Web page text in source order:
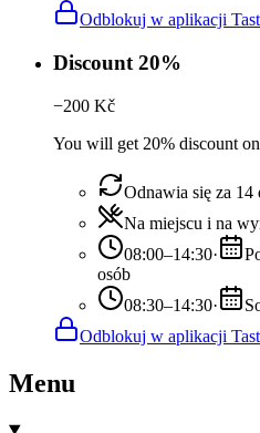
Odblokuj w aplikacji
Discount 20%
−200 Kč
You will get 20% discount
Odnawia się za 14
Na miejscu i na
08:00–14:30·
osób
08:30–14:30·
Odblokuj w aplikacji
Menu